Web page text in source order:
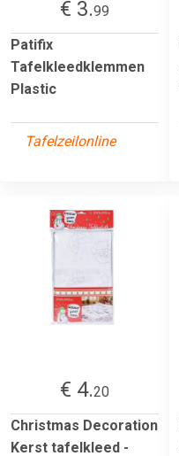
€ 3.99
Patifix
Tafelkleedklemmen
Plastic
Tafelzeilonline
€ 4.20
Christmas Decoration
Kerst tafelkleed -